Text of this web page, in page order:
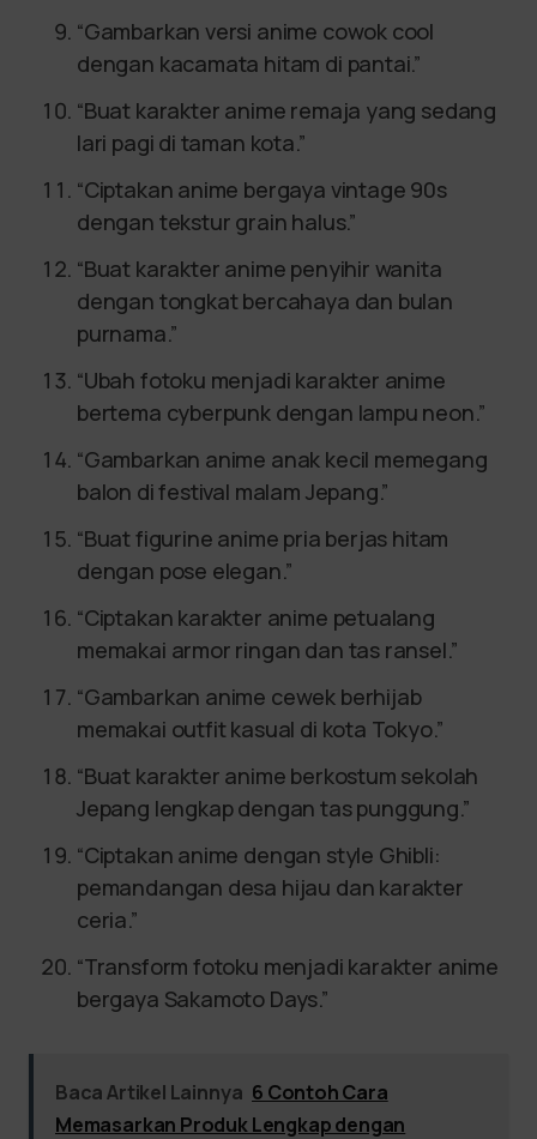
“Gambarkan versi anime cowok cool
dengan kacamata hitam di pantai.”
“Buat karakter anime remaja yang sedang
lari pagi di taman kota.”
“Ciptakan anime bergaya vintage 90s
dengan tekstur grain halus.”
“Buat karakter anime penyihir wanita
dengan tongkat bercahaya dan bulan
purnama.”
“Ubah fotoku menjadi karakter anime
bertema cyberpunk dengan lampu neon.”
“Gambarkan anime anak kecil memegang
balon di festival malam Jepang.”
“Buat figurine anime pria berjas hitam
dengan pose elegan.”
“Ciptakan karakter anime petualang
memakai armor ringan dan tas ransel.”
“Gambarkan anime cewek berhijab
memakai outfit kasual di kota Tokyo.”
“Buat karakter anime berkostum sekolah
Jepang lengkap dengan tas punggung.”
“Ciptakan anime dengan style Ghibli:
pemandangan desa hijau dan karakter
ceria.”
“Transform fotoku menjadi karakter anime
bergaya Sakamoto Days.”
Baca Artikel Lainnya 6 Contoh Cara
Memasarkan Produk Lengkap dengan